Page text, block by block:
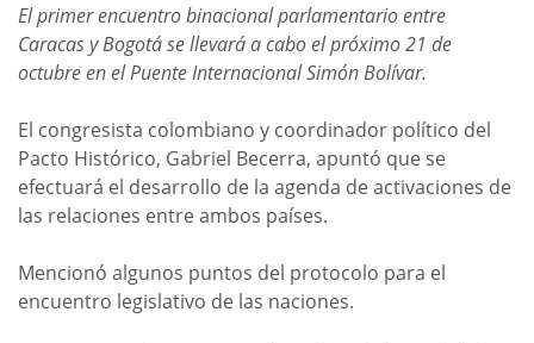
El primer encuentro binacional parlamentario entre
Caracas y Bogotá se llevará a cabo el próximo 21 de
octubre en el Puente Internacional Simón Bolívar.
El congresista colombiano y coordinador político del
Pacto Histórico, Gabriel Becerra, apuntó que se
efectuará el desarrollo de la agenda de activaciones de
las relaciones entre ambos países.
Mencionó algunos puntos del protocolo para el
encuentro legislativo de las naciones.